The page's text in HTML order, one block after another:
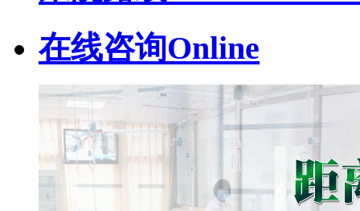
在线咨询Online